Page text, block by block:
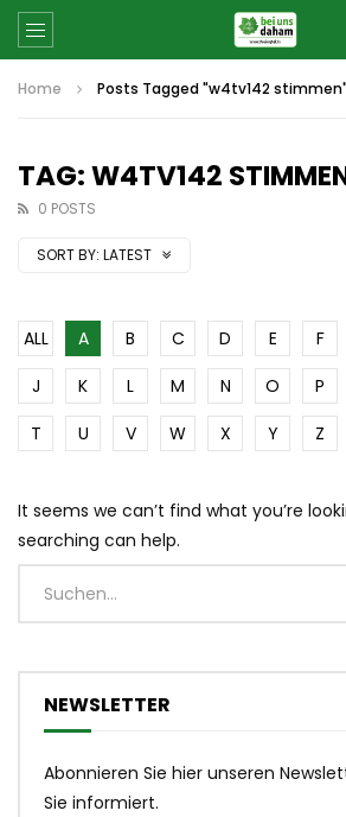
Home Posts Tagged "w4tv142
TAG: W4TV142
0 POSTS
SORT BY: LATEST
ALL A B C D E F
J
K L M N O P
T
U V W X Y Z
It seems we can’t find what you’re
searching can help.
NEWSLETTER
Abonnieren Sie hier unseren
Sie informiert.